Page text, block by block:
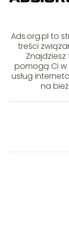
Ads.org.pl to
treści
Znajdziesz
pomogą Ci w
usług
na